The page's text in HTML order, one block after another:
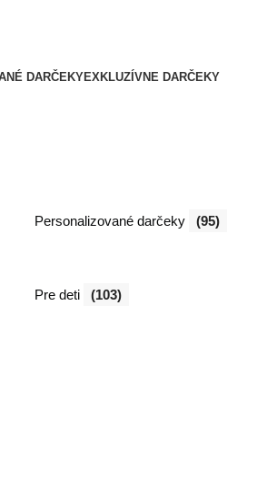
DARČEKYEXKLUZÍVNE DARČEKY
Personalizované darčeky (95)
Pre deti (103)